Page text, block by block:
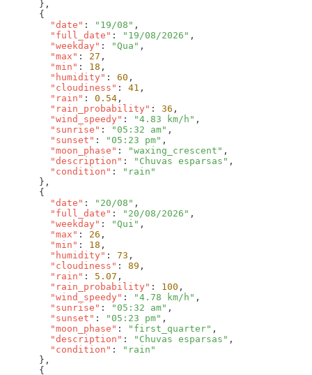
        "date"
: "19/08"
        "full_date"
: "19/08/2026"
        "weekday"
: "Qua"
        "max"
: 27
        "min"
: 18
        "humidity"
: 60
        "cloudiness"
: 41
        "rain"
: 0.54
        "rain_probability"
: 36
        "wind_speedy"
: "4.83 km/h"
        "sunrise"
: "05:32 am"
        "sunset"
: "05:23 pm"
        "moon_phase"
: "waxing_crescent"
        "description"
: "Chuvas esparsas"
        "condition"
:
        "date"
: "20/08"
        "full_date"
: "20/08/2026"
        "weekday"
: "Qui"
        "max"
: 26
        "min"
: 18
        "humidity"
: 73
        "cloudiness"
: 89
        "rain"
: 5.07
        "rain_probability"
: 100
        "wind_speedy"
: "4.78 km/h"
        "sunrise"
: "05:32 am"
        "sunset"
: "05:23 pm"
        "moon_phase"
: "first_quarter"
        "description"
: "Chuvas esparsas"
        "condition"
: